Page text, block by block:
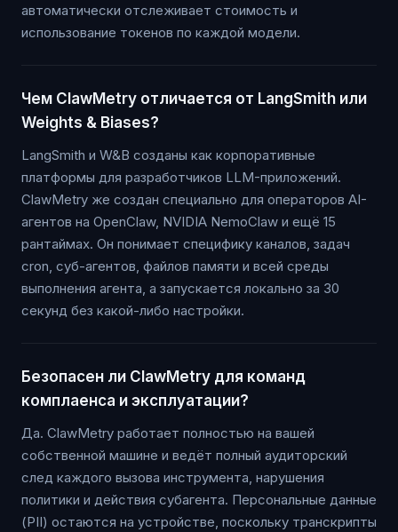
автоматически отслеживает стоимость и
использование токенов по каждой модели.
Чем ClawMetry отличается от LangSmith или
Weights & Biases?
LangSmith и W&B созданы как корпоративные
платформы для разработчиков LLM-приложений.
ClawMetry же создан специально для операторов AI-
агентов на OpenClaw, NVIDIA NemoClaw и ещё 15
рантаймах. Он понимает специфику каналов, задач
cron, суб-агентов, файлов памяти и всей среды
выполнения агента, а запускается локально за 30
секунд без какой-либо настройки.
Безопасен ли ClawMetry для команд
комплаенса и эксплуатации?
Да. ClawMetry работает полностью на вашей
собственной машине и ведёт полный аудиторский
след каждого вызова инструмента, нарушения
политики и действия субагента. Персональные данные
(PII) остаются на устройстве, поскольку транскрипты